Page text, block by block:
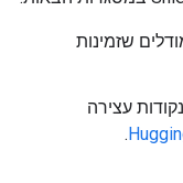
שזמינות
עצירה
.